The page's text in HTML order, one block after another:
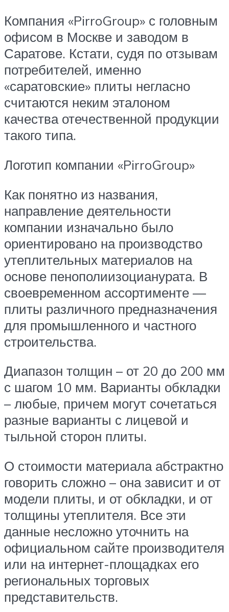
Компания «PirroGroup» с головным
офисом в Москве и заводом в
Саратове. Кстати, судя по отзывам
потребителей, именно
«саратовские» плиты негласно
считаются неким эталоном
качества отечественной продукции
такого типа.
Логотип компании «PirroGroup»
Как понятно из названия,
направление деятельности
компании изначально было
ориентировано на производство
утеплительных материалов на
основе пенополиизоцианурата. В
своевременном ассортименте —
плиты различного предназначения
для промышленного и частного
строительства.
Диапазон толщин – от 20 до 200 мм
с шагом 10 мм. Варианты обкладки
– любые, причем могут сочетаться
разные варианты с лицевой и
тыльной сторон плиты.
О стоимости материала абстрактно
говорить сложно – она зависит и от
модели плиты, и от обкладки, и от
толщины утеплителя. Все эти
данные несложно уточнить на
официальном сайте производителя
или на интернет-площадках его
региональных торговых
представительств.